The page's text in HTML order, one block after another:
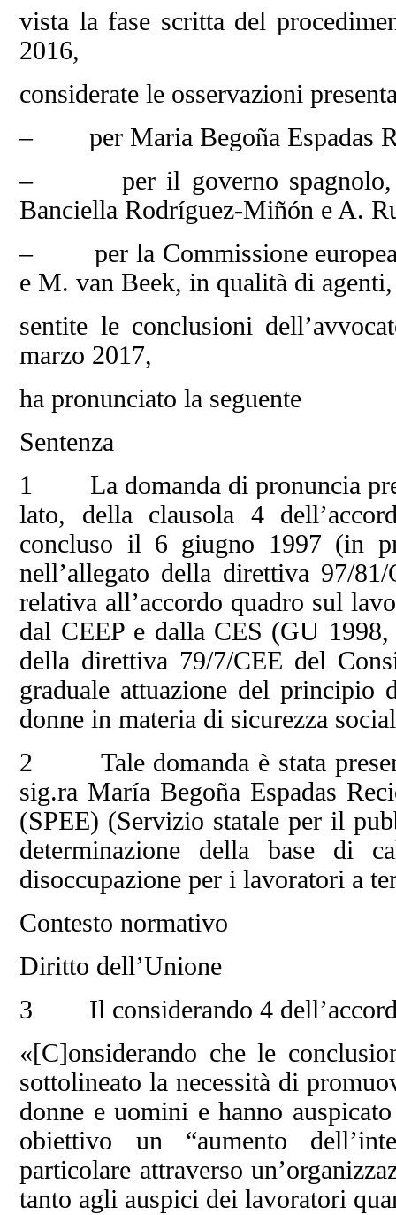
vista la fase scritta del
2016,
considerate le osservazioni
– per Maria Begoña Espadas
– per il governo spagnolo,
Banciella Rodríguez-Miñón e A.
– per la Commissione europea,
e M. van Beek, in qualità di agenti,
sentite le conclusioni
marzo 2017,
ha pronunciato la seguente
Sentenza
1 La domanda di pronuncia
lato, della clausola 4
concluso il 6 giugno 1997 (in
nell’allegato della direttiva 97/
relativa all’accordo quadro sul
dal CEEP e dalla CES (GU
della direttiva 79/7/CEE del
graduale attuazione del
donne in materia di sicurezza
2 Tale domanda è stata
sig.ra María Begoña Espadas
(SPEE) (Servizio statale per il
determinazione della base di
disoccupazione per i lavoratori a
Contesto normativo
Diritto dell’Unione
3 Il considerando 4
«[C]onsiderando che le
sottolineato la necessità di
donne e uomini e hanno
obiettivo un “aumento
particolare attraverso
tanto agli auspici dei lavoratori